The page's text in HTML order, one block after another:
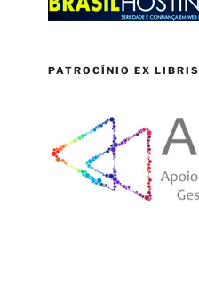
PATROCÍNIO EX LIBRIS